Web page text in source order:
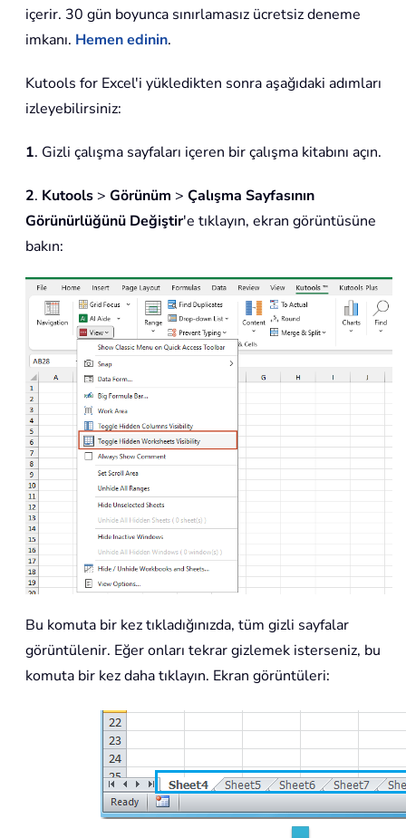
içerir. 30 gün boyunca sınırlamasız ücretsiz deneme
imkanı. Hemen edinin.
Kutools for Excel'i yükledikten sonra aşağıdaki adımları
izleyebilirsiniz:
1. Gizli çalışma sayfaları içeren bir çalışma kitabını açın.
2. Kutools > Görünüm > Çalışma Sayfasının
Görünürlüğünü Değiştir'e tıklayın, ekran görüntüsüne
bakın:
Bu komuta bir kez tıkladığınızda, tüm gizli sayfalar
görüntülenir. Eğer onları tekrar gizlemek isterseniz, bu
komuta bir kez daha tıklayın. Ekran görüntüleri: